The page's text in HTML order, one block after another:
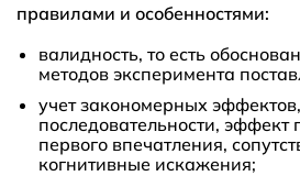
правилами и особенностями:
валидность, то есть
методов эксперимента
учет закономерных
последовательности, эффект
первого впечатления,
когнитивные искажения;